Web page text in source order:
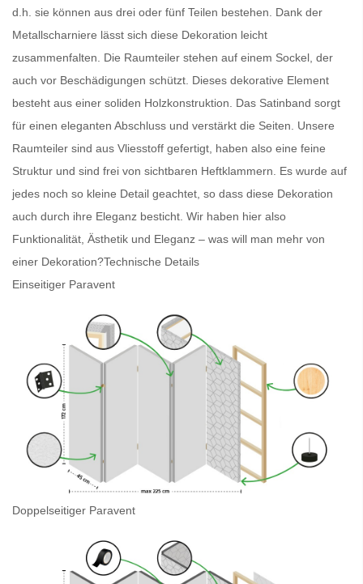
d.h. sie können aus drei oder fünf Teilen bestehen. Dank der
Metallscharniere lässt sich diese Dekoration leicht
zusammenfalten. Die Raumteiler stehen auf einem Sockel, der
auch vor Beschädigungen schützt. Dieses dekorative Element
besteht aus einer soliden Holzkonstruktion. Das Satinband sorgt
für einen eleganten Abschluss und verstärkt die Seiten. Unsere
Raumteiler sind aus Vliesstoff gefertigt, haben also eine feine
Struktur und sind frei von sichtbaren Heftklammern. Es wurde auf
jedes noch so kleine Detail geachtet, so dass diese Dekoration
auch durch ihre Eleganz besticht. Wir haben hier also
Funktionalität, Ästhetik und Eleganz – was will man mehr von
einer Dekoration?Technische Details
Einseitiger Paravent
Doppelseitiger Paravent